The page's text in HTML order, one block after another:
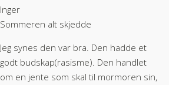
Inger
Sommeren alt skjedde
Jeg synes den var bra. Den hadde et
godt budskap(rasisme). Den handlet
om en jente som skal til mormoren sin,